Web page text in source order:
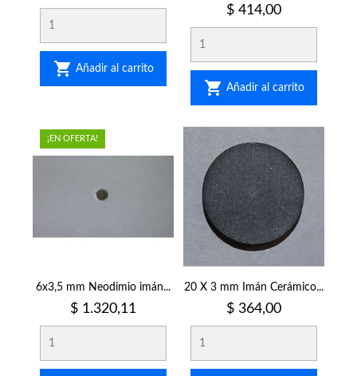
 Añadir al carrito
Precio
$ 414,00
 Añadir al carrito
6x3,5 mm Neodimio imán...
Precio
$ 1.320,11
¡EN OFERTA!
20 X 3 mm Imán Cerámico...
Precio
$ 364,00